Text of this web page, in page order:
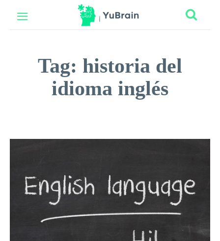
Tag: historia del
idioma inglés